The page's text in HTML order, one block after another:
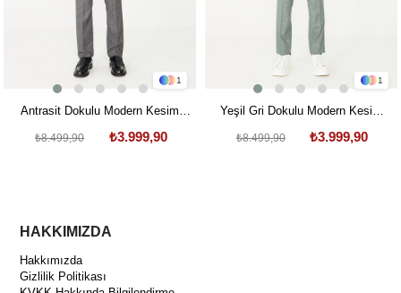
1
Antrasit Dokulu Modern Kesim
₺3.999,90
₺8.499,90
1
Yeşil Gri Dokulu Modern Kesim
₺3.999,90
₺8.499,90
HAKKIMIZDA
Hakkımızda
Gizlilik Politikası